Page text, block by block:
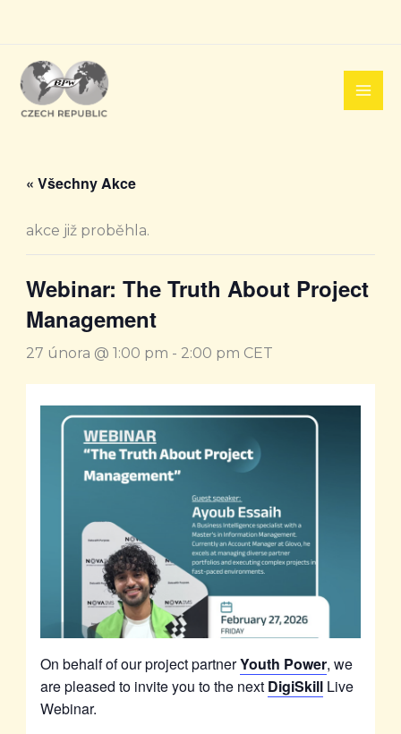
obsah
« Všechny Akce
akce již proběhla.
Webinar: The Truth About Project
Management
27 února @ 1:00 pm - 2:00 pm CET
On behalf of our project partnerYouth Power, we
are pleased to invite you to the next DigiSkill Live
Webinar.